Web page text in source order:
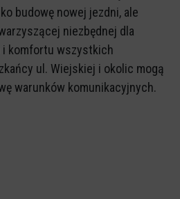
budowę nowej jezdni, ale
niezbędnej dla
komfortu wszystkich
ul. Wiejskiej i okolic mogą
warunków komunikacyjnych.